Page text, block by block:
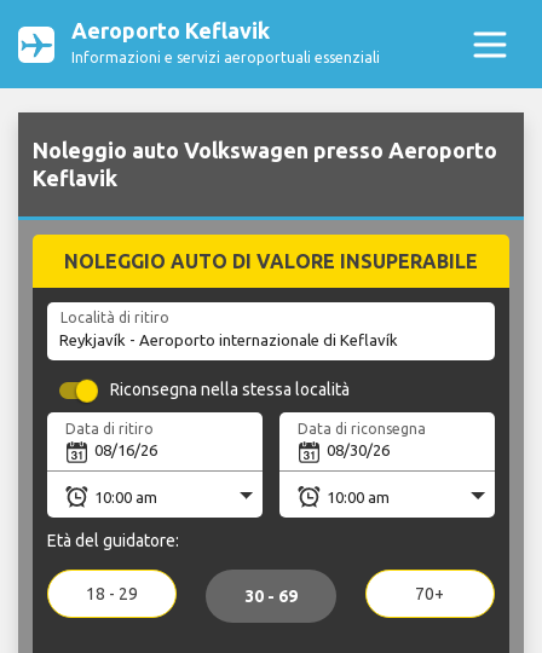
Aeroporto Keflavik
Informazioni e servizi aeroportuali essenziali
Noleggio auto Volkswagen presso Aeroporto
Keflavik
NOLEGGIO AUTO DI VALORE INSUPERABILE
Località di ritiro
Riconsegna nella stessa località
Data di ritiro Data di riconsegna
Età del guidatore:
18 - 29 30 - 69 70+